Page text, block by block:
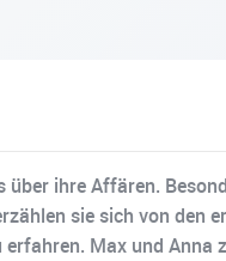
ihre Affären.
sie sich von
erfahren. Max und